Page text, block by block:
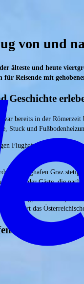
von und
älteste und heute
Reisende mit
Geschichte
war bereits in der
Stuck und
Flughafens als Flugplatz
der Flughafen Graz
die Zahl der Gäste, die
der Flugplan des Airports
erinnert das
Graz